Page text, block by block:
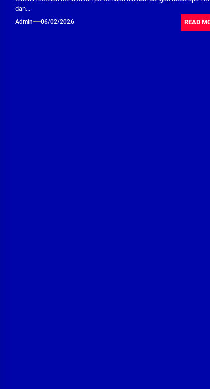
dan...
Admin 06/02/2026 READ